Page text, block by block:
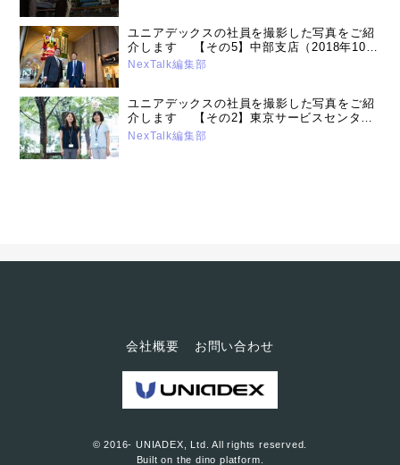
ユニアデックスの社員を撮影した写真をご紹
介します 【その5】中部支店（2018年10月
11日号）
NexTalk編集部
ユニアデックスの社員を撮影した写真をご紹
介します 【その2】東京サービスセンター
（2017年7月25日）
NexTalk編集部
会社概要 お問い合わせ
© 2016- UNIADEX, Ltd. All rights reserved.
Built on the dino platform